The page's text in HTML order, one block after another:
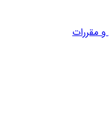
و مقررات